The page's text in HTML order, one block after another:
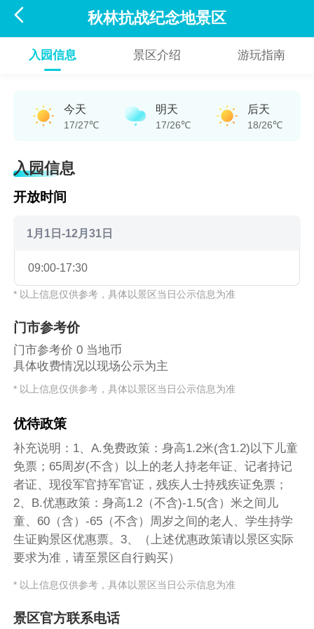
 秋林抗战纪念地景区
入园信息 景区介绍 游玩指南
今天
17/27℃
明天
17/26℃
后天
18/26℃
入园信息
开放时间
1月1日-12月31日
09:00-17:30
* 以上信息仅供参考，具体以景区当日公示信息为准
门市参考价
门市参考价 0 当地币
具体收费情况以现场公示为主
* 以上信息仅供参考，具体以景区当日公示信息为准
优待政策
补充说明：1、A.免费政策：身高1.2米(含1.2)以下儿童
免票；65周岁(不含）以上的老人持老年证、记者持记
者证、现役军官持军官证，残疾人士持残疾证免票；
2、B.优惠政策：身高1.2（不含)-1.5(含）米之间儿
童、60（含）-65（不含）周岁之间的老人、学生持学
生证购景区优惠票。3、（上述优惠政策请以景区实际
要求为准，请至景区自行购买）
* 以上信息仅供参考，具体以景区当日公示信息为准
景区官方联系电话